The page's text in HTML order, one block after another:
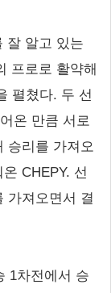
잘 알고 있는
프로로 활약해
펼쳤다. 두 선
온 만큼 서로
승리를 가져오
CHEPY. 선
가져오면서 결
1차전에서 승